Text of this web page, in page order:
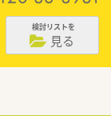
検討リストを
見る